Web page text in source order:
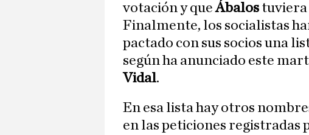
votación y queÁbalos tuviera
Finalmente, los socialistas
pactado con sus socios una
según ha anunciado este
Vidal.
En esa lista hay otros
en las peticiones registradas